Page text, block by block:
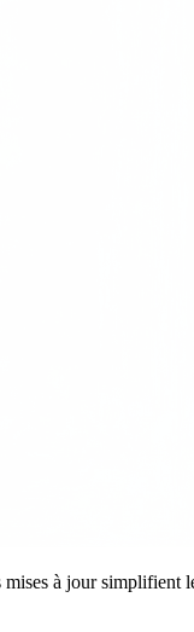
à jour simplifient